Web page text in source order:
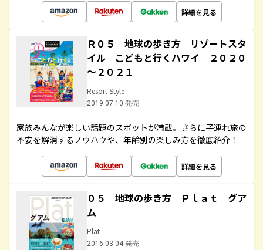
詳細を見る
Ｒ０５ 地球の歩き方 リゾートスタ
イル こどもと行くハワイ ２０２０
～２０２１
Resort Style
2019.07.10 発売
家族みんなが楽しい話題のスポットが満載。さらに子連れ旅の
不安を解消するノウハウや、年齢別の楽しみ方を徹底紹介！
詳細を見る
０５ 地球の歩き方 Ｐｌａｔ グア
ム
Plat
2016.03.04 発売